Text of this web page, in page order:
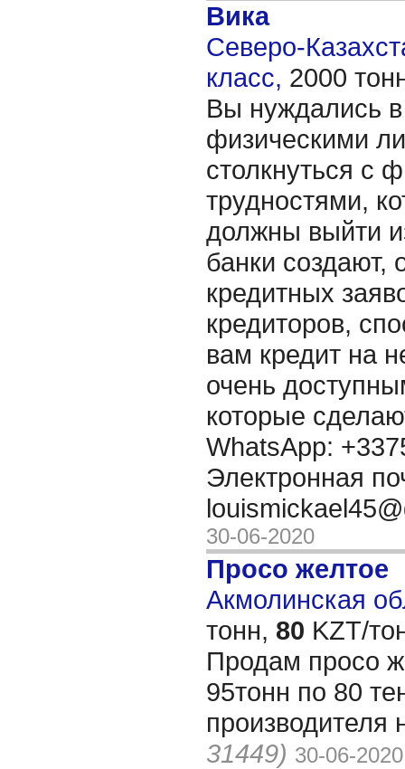
Вика
Северо-
класс, 2000
Вы нуждались
физическими
столкнуться с
трудностями,
должны выйти
банки
кредитных
кредиторов,
вам кредит на
очень
которые
WhatsApp:
Электронная
30-06-2020
Просо желтое
Акмолинская
тонн, 80 KZT/
Продам просо
95тонн по 80
31449) 30-06-2020